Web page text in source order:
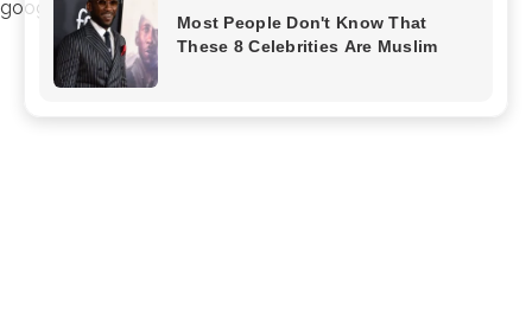
googletag.enableServices(); });